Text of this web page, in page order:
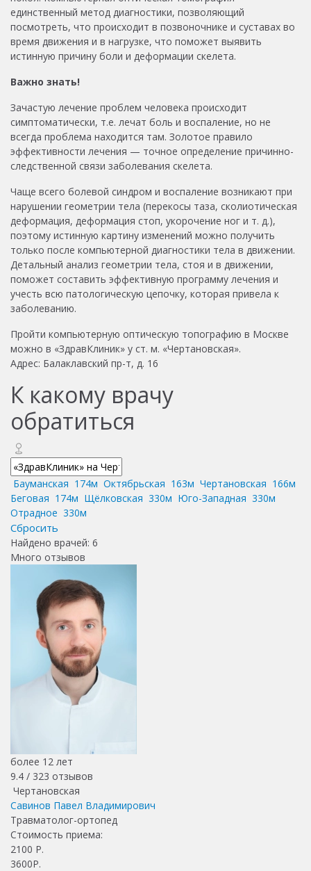
единственный метод диагностики, позволяющий
посмотреть, что происходит в позвоночнике и суставах во
время движения и в нагрузке, что поможет выявить
истинную причину боли и деформации скелета.
Важно знать!
Зачастую лечение проблем человека происходит
симптоматически, т.е. лечат боль и воспаление, но не
всегда проблема находится там. Золотое правило
эффективности лечения — точное определение причинно-
следственной связи заболевания скелета.
Чаще всего болевой синдром и воспаление возникают при
нарушении геометрии тела (перекосы таза, сколиотическая
деформация, деформация стоп, укорочение ног и т. д.),
поэтому истинную картину изменений можно получить
только после компьютерной диагностики тела в движении.
Детальный анализ геометрии тела, стоя и в движении,
поможет составить эффективную программу лечения и
учесть всю патологическую цепочку, которая привела к
заболеванию.
Пройти компьютерную оптическую топографию в Москве
можно в «ЗдравКлиник» у ст. м. «Чертановская».
Адрес: Балаклавский пр-т, д. 16
К какому врачу
обратиться
Бауманская 174м Октябрьская 163м Чертановская 166м
Беговая 174м Щёлковская 330м Юго-Западная 330м
Отрадное 330м
Сбросить
Найдено врачей: 6
Много отзывов
более 12 лет
9.4 / 323 отзывов
Чертановская
Савинов Павел Владимирович
Травматолог-ортопед
Стоимость приема:
2100 Р.
3600Р.